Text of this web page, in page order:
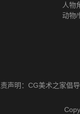
人物
动物/
声明： CG美术之家倡